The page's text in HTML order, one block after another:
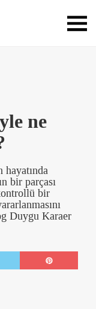
ne
bir parçası
bir
Duygu Karaer